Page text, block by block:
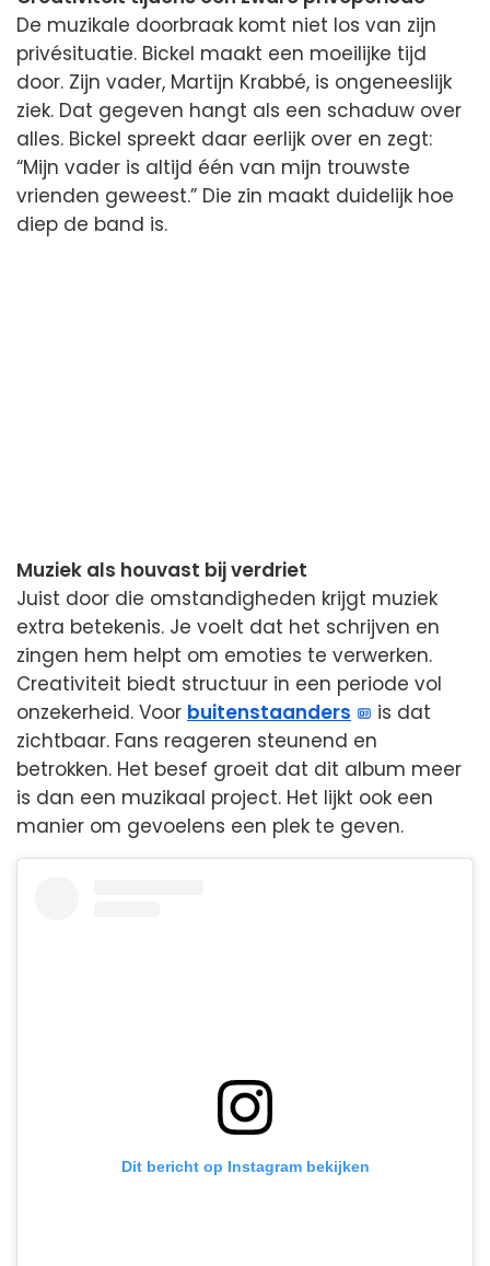
De muzikale doorbraak komt niet los van zijn
privésituatie. Bickel maakt een moeilijke tijd
door. Zijn vader, Martijn Krabbé, is ongeneeslijk
ziek. Dat gegeven hangt als een schaduw over
alles. Bickel spreekt daar eerlijk over en zegt:
“Mijn vader is altijd één van mijn trouwste
vrienden geweest.” Die zin maakt duidelijk hoe
diep de band is.
Muziek als houvast bij verdriet
Juist door die omstandigheden krijgt muziek
extra betekenis. Je voelt dat het schrijven en
zingen hem helpt om emoties te verwerken.
Creativiteit biedt structuur in een periode vol
onzekerheid. Voor buitenstaanders
is dat
zichtbaar. Fans reageren steunend en
betrokken. Het besef groeit dat dit album meer
is dan een muzikaal project. Het lijkt ook een
manier om gevoelens een plek te geven.
Dit bericht op Instagram bekijken